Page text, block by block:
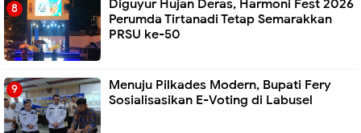
Diguyur Hujan Deras, Harmoni Fest 2026
Perumda Tirtanadi Tetap Semarakkan
PRSU ke-50
Menuju Pilkades Modern, Bupati Fery
Sosialisasikan E-Voting di Labusel